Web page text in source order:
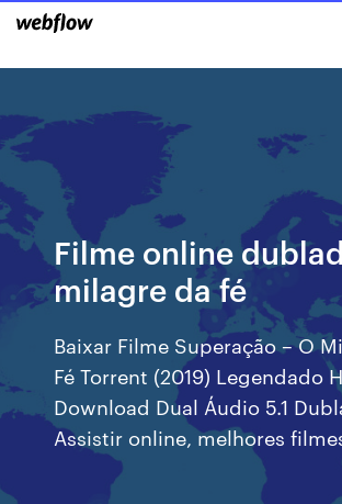
Filme online
milagre da fé
Baixar Filme Superação – O
Fé Torrent (2019) Legendado
Download Dual Áudio 5.1
Assistir online, melhores